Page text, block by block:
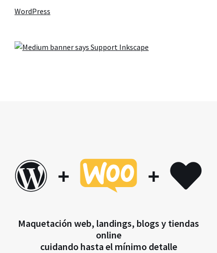
WordPress
+ +
Maquetación web, landings, blogs y tiendas
online
cuidando hasta el mínimo detalle